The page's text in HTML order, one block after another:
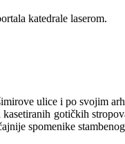
katedrale laserom.
ulice i po svojim
gotičkih
spomenike